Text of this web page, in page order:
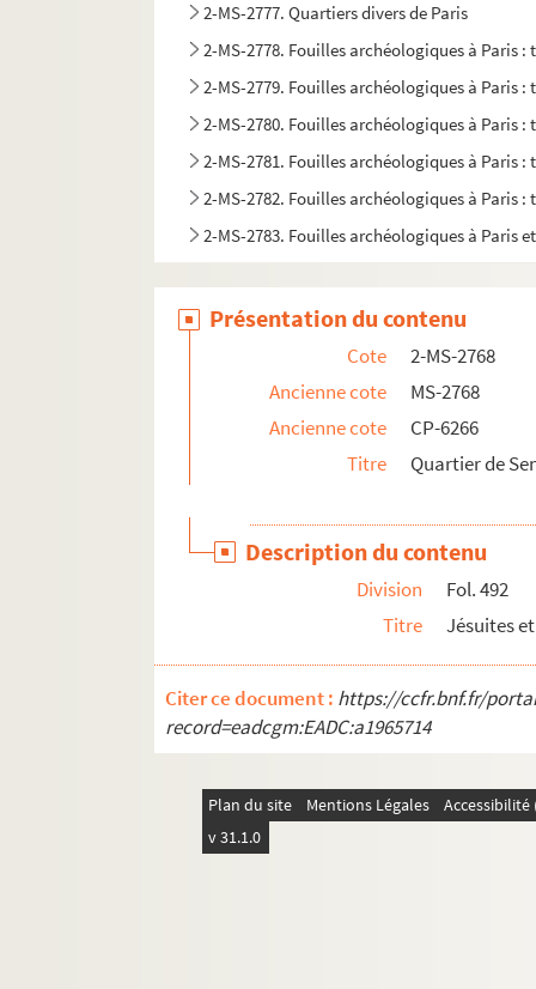
2-MS-2777. Quartiers divers de Paris
2-MS-2778. Fouilles archéologiques à Paris :
2-MS-2779. Fouilles archéologiques à Paris :
2-MS-2780. Fouilles archéologiques à Paris :
2-MS-2781. Fouilles archéologiques à Paris :
2-MS-2782. Fouilles archéologiques à Paris :
2-MS-2783. Fouilles archéologiques à Paris
Présentation du contenu
Cote
2-MS-2768
Ancienne cote
MS-2768
Ancienne cote
CP-6266
Titre
Quartier de
Description du contenu
Division
Fol. 492
Titre
Jésuites
Citer ce document : https://ccfr.bnf.fr/
record=eadcgm:EADC:a1965714
Plan du site Mentions Légales
v 31.1.0